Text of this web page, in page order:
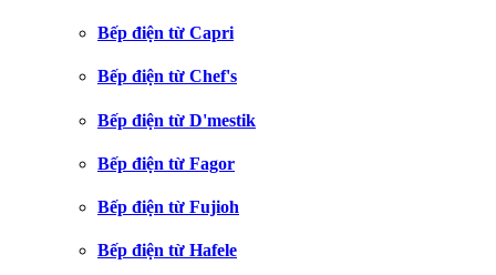
Bếp điện từ Capri
Bếp điện từ Chef's
Bếp điện từ D'mestik
Bếp điện từ Fagor
Bếp điện từ Fujioh
Bếp điện từ Hafele